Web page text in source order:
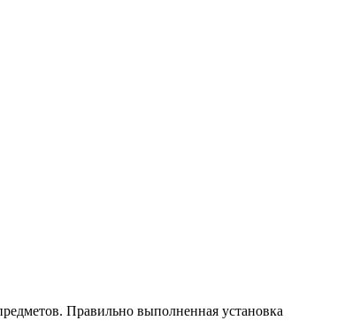
Правильно выполненная установка